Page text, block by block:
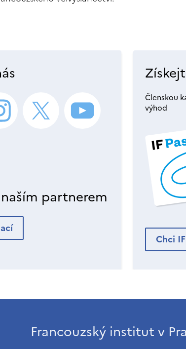
partnerem
Členskou
výhod
Chci
Francouzský institut v